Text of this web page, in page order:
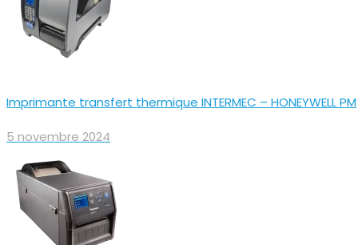
Imprimante transfert thermique INTERMEC – HONEYWELL PM
5 novembre 2024